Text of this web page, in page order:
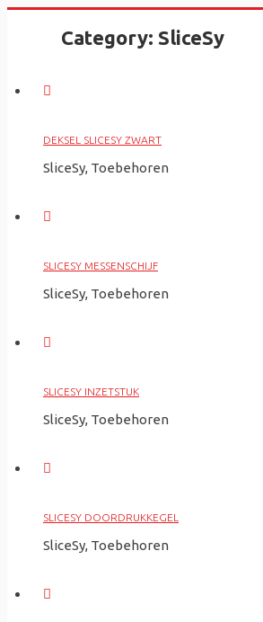
Category: SliceSy
DEKSEL SLICESY ZWART
SliceSy, Toebehoren
SLICESY MESSENSCHIJF
SliceSy, Toebehoren
SLICESY INZETSTUK
SliceSy, Toebehoren
SLICESY DOORDRUKKEGEL
SliceSy, Toebehoren